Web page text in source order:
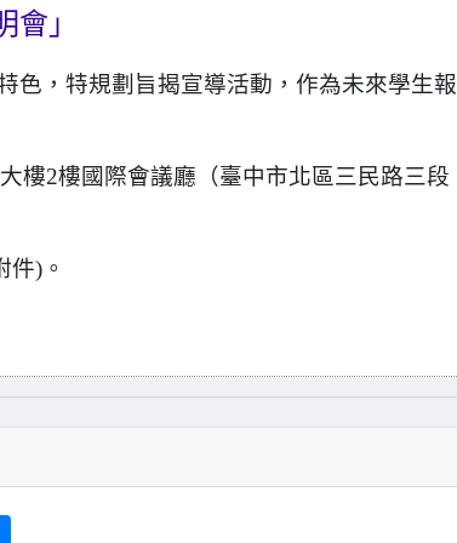
」
色， 特規劃旨揭宣導活動，作為未來學生報
樓2樓國際會議廳（臺中市北區三民路三段
件)。